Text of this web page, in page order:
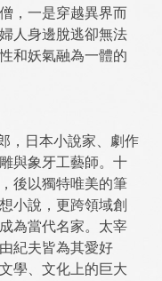
，一是穿越異界而
人身邊脫逃卻無法
和妖氣融為一體的
，日本小說家、劇作
與象牙工藝師。十
後以獨特唯美的筆
小說，更跨領域創
為當代名家。太宰
紀夫皆為其愛好
學、文化上的巨大